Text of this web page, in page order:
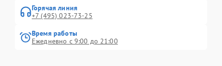
Горячая линия
+7 (495) 023-73-25
Время работы
Ежедневно с 9:00 до 21:00